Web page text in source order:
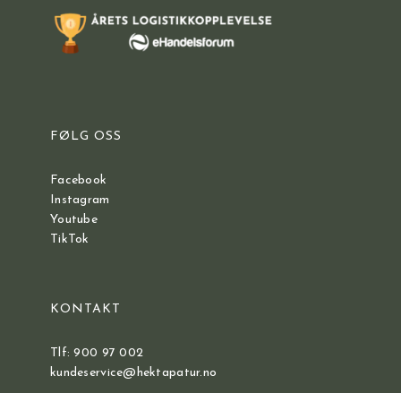
FØLG OSS
Facebook
Instagram
Youtube
TikTok
KONTAKT
Tlf: 900 97 002
kundeservice@hektapatur.no